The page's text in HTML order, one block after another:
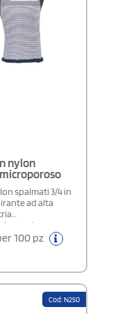
nylon
spalmati 3/4 in
ad alta
ed
lavori
destrezza,
e riparazioni,
100 pz
Cod: N250